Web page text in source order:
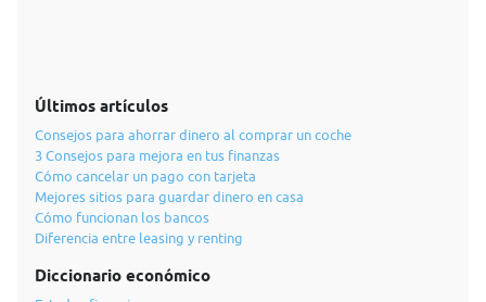
Últimos artículos
Consejos para ahorrar dinero al comprar un coche
3 Consejos para mejora en tus finanzas
Cómo cancelar un pago con tarjeta
Mejores sitios para guardar dinero en casa
Cómo funcionan los bancos
Diferencia entre leasing y renting
Diccionario económico